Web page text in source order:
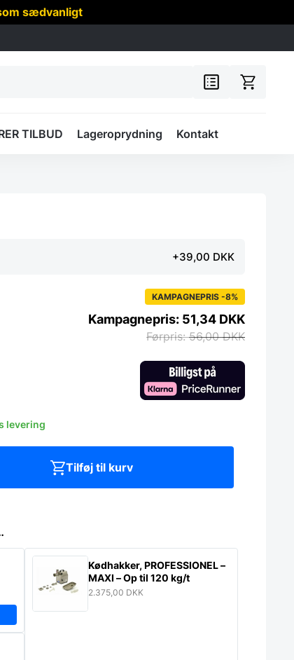
sædvanligt
TILBUD Lageroprydning Kontakt
+39,00 DKK
KAMPAGNEPRIS -8%
56,00DKK
51,34 DKK
levering
Tilføj til kurv
Kødhakker, PROFESSIONEL –
MAXI – Op til 120 kg/t
2.375,00 DKK